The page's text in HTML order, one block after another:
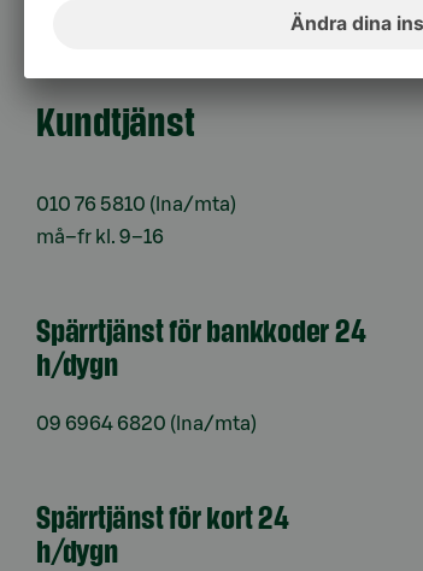
Kundtjänst
010 76 5810 (lna/mta)
må–fr kl. 9–16
Spärrtjänst för bankkoder 24
h/dygn
09 6964 6820 (lna/mta)
Spärrtjänst för kort 24
h/dygn